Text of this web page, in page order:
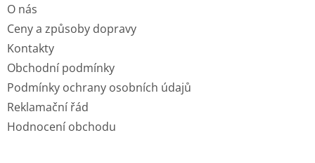
O nás
Ceny a způsoby dopravy
Kontakty
Obchodní podmínky
Podmínky ochrany osobních údajů
Reklamační řád
Hodnocení obchodu